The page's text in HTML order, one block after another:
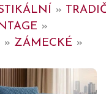
»
»
» ZÁMECKÉ »